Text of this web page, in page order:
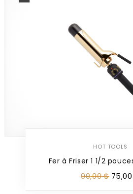
HOT TOOLS
Fer à Friser 1 1/2
90,00$ 75,00